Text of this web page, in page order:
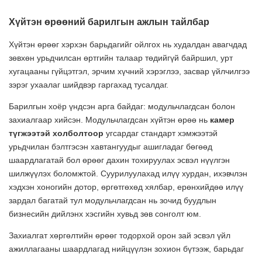
Хүйтэн өрөөний барилгын ажлын тайлбар
Хүйтэн өрөөг хэрхэн барьдагийг ойлгох нь худалдан авагчдад
зөвхөн урьдчилсан өртгийн талаар төдийгүй байршил, урт
хугацааны гүйцэтгэл, эрчим хүчний хэрэглээ, засвар үйлчилгээ
зэрэг ухаалаг шийдвэр гаргахад тусалдаг.
Барилгын хоёр үндсэн арга байдаг: модульчлагдсан болон
захиалгаар хийсэн. Модульчлагдсан хүйтэн өрөө нь камер
түгжээтэй холболтоор угсардаг стандарт хэмжээтэй
урьдчилан бэлтгэсэн хавтангуудыг ашигладаг бөгөөд
шаардлагатай бол өрөөг дахин тохируулах эсвэл нүүлгэн
шилжүүлэх боломжтой. Суурилуулахад илүү хурдан, ихэвчлэн
хэдхэн хоногийн дотор, өргөтгөхөд хялбар, ерөнхийдөө илүү
зардал багатай тул модульчлагдсан нь зочид буудлын
бизнесийн дийлэнх хэсгийн хувьд зөв сонголт юм.
Захиалгат хөргөлтийн өрөөг тодорхой орон зай эсвэл үйл
ажиллагааны шаардлагад нийцүүлэн зохион бүтээж, барьдаг